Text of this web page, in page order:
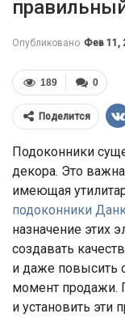
Опубликовано Фев 11,
0
189
Поделится
Подоконники
декора. Это
имеющая
подоконники
назначение этих
создавать
и даже повысить
момент продажи.
и установить